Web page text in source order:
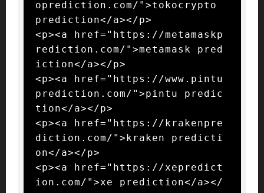
oprediction.com/">tokocrypto
prediction</a></p>
<p><a href="https://metamaskp
rediction.com/">metamask pred
iction</a></p>
<p><a href="https://www.pintu
prediction.com/">pintu predic
tion</a></p>
<p><a href="https://krakenpre
diction.com/">kraken predicti
on</a></p>
<p><a href="https://xepredict
ion.com/">xe prediction</a></